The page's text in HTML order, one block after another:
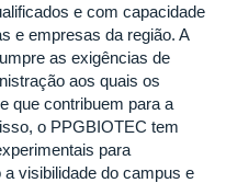
e com capacidade
e empresas da região. A
as exigências de
aos quais os
que contribuem para a
o PPGBIOTEC tem
para
visibilidade do campus e